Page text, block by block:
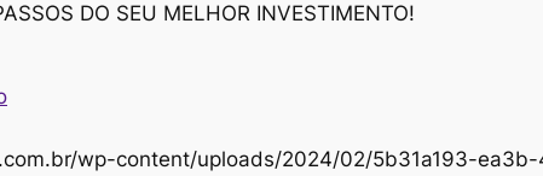
DO SEU MELHOR INVESTIMENTO!
wp-content/uploads/2024/02/5b31a193-